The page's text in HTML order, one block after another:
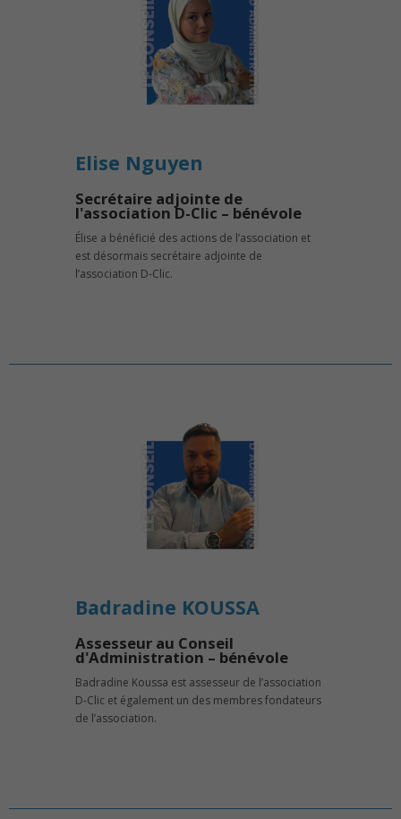
Elise Nguyen
Secrétaire adjointe de
l'association D-Clic – bénévole
Élise a bénéficié des actions de l’association et
est désormais secrétaire adjointe de
l’association D-Clic.
Badradine KOUSSA
Assesseur au Conseil
d'Administration – bénévole
Badradine Koussa est assesseur de l’association
D-Clic et également un des membres fondateurs
de l’association.